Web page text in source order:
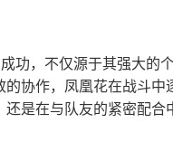
功，不仅源于其强大的
协作，凤凰花在战斗
是在与队友的紧密配